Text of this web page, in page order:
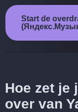
Start de
Hoe zet je
over van